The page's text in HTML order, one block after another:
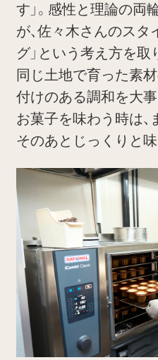
す」。感性と理論の両
が、佐々木さんのスタ
グ」という考え方を取
同じ土地で育った素
付けのある調和を大
お菓子を味わう時は、
そのあとじっくりと